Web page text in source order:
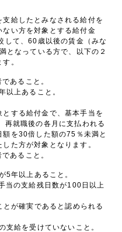
給したとみなされる給付を
い方を対象とする給付金
して、60歳以後の賃金（みな
となっている方で、以下の２
。
あること。
上あること。
する給付金で、基本手当を
再就職後の各月に支払われる
を30倍した額の75％未満と
た方が対象となります。
あること。
5年以上あること。
当の支給残日数が100日以上
が確実であると認められる
給を受けていないこと。